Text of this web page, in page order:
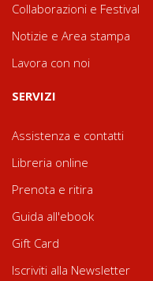
Collaborazioni e Festival
Notizie e Area stampa
Lavora con noi
SERVIZI
Assistenza e contatti
Libreria online
Prenota e ritira
Guida all'ebook
Gift Card
Iscriviti alla Newsletter